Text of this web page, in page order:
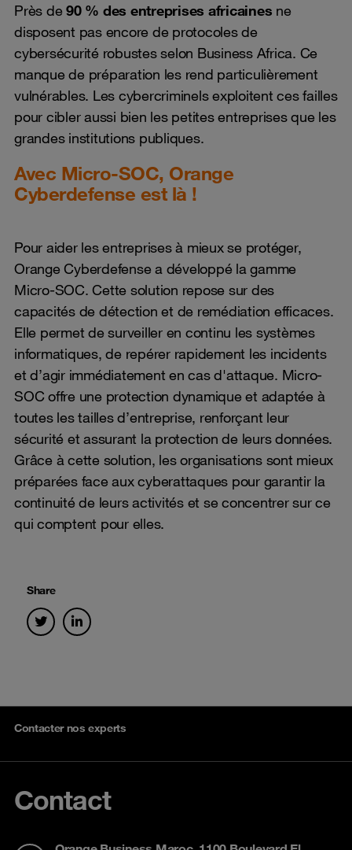
Près de90 % des entreprises africaines ne
disposent pas encore de protocoles de
cybersécurité robustes selon Business Africa. Ce
manque de préparation les rend particulièrement
vulnérables. Les cybercriminels exploitent ces failles
pour cibler aussi bien les petites entreprises que les
grandes institutions publiques.
Avec Micro-SOC, Orange
Cyberdefense est là !
Pour aider les entreprises à mieux se protéger,
Orange Cyberdefense a développé la gamme
Micro-SOC. Cette solution repose sur des
capacités de détection et de remédiation efficaces.
Elle permet de surveiller en continu les systèmes
informatiques, de repérer rapidement les incidents
et d’agir immédiatement en cas d'attaque. Micro-
SOC offre une protection dynamique et adaptée à
toutes les tailles d’entreprise, renforçant leur
sécurité et assurant la protection de leurs données.
Grâce à cette solution, les organisations sont mieux
préparées face aux cyberattaques pour garantir la
continuité de leurs activités et se concentrer sur ce
qui comptent pour elles.
Share
Contacter nos experts
Contact